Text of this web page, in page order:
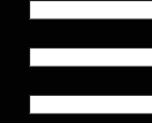
לעסקים | פורטרט עסקי מקצועי
במגזר החרדי / דתי
למכירה